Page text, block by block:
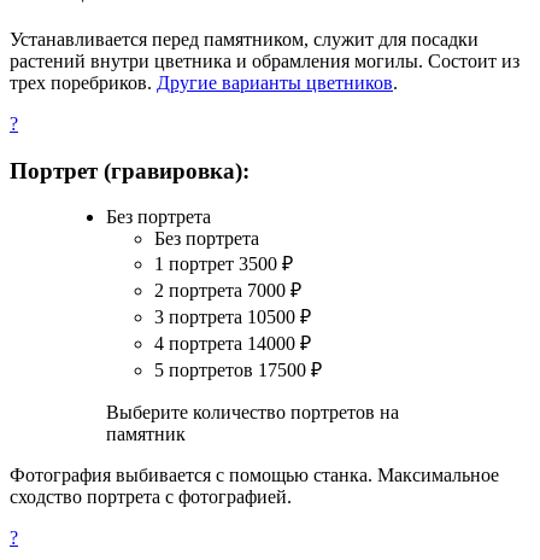
Устанавливается перед памятником, служит для посадки
растений внутри цветника и обрамления могилы. Состоит из
трех поребриков. Другие варианты цветников.
?
Портрет (гравировка):
Без портрета
Без портрета
1 портрет 3500 ₽
2 портрета 7000 ₽
3 портрета 10500 ₽
4 портрета 14000 ₽
5 портретов 17500 ₽
Выберите количество портретов на
памятник
Фотография выбивается с помощью станка. Максимальное
сходство портрета с фотографией.
?